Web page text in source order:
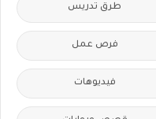
طرق تدريس
فرص عمل
فيديوهات